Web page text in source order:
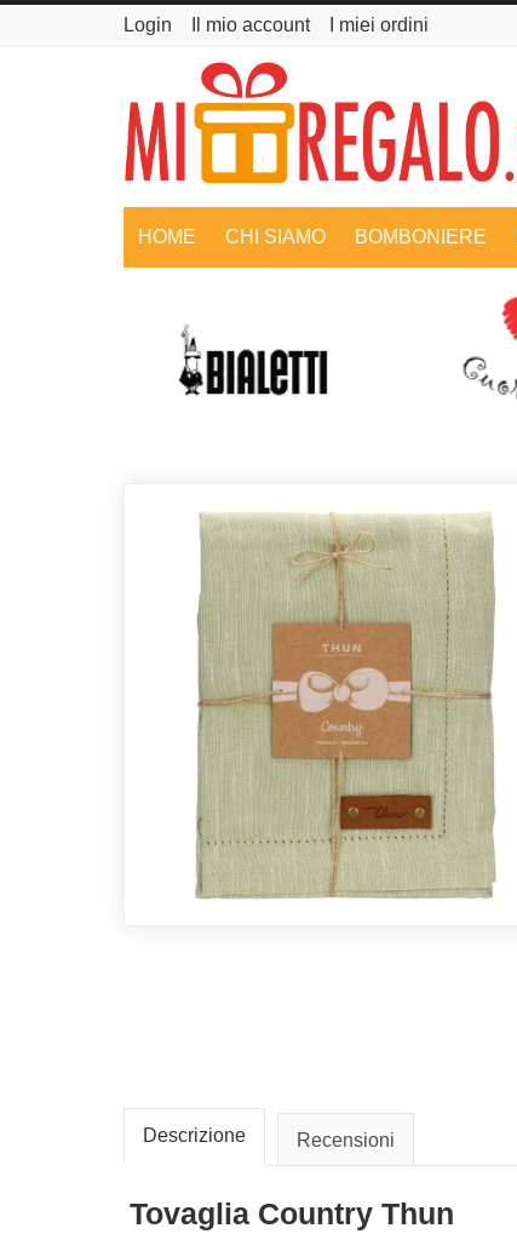
Login Il mio account I miei ordini
HOME CHI SIAMO BOMBONIERE
Descrizione Recensioni
Tovaglia Country Thun